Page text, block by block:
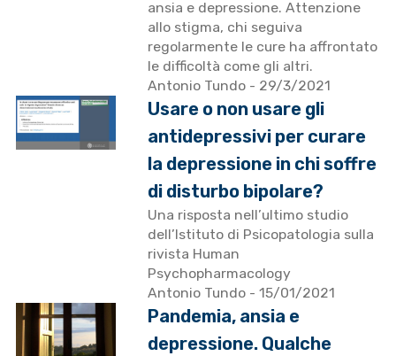
ansia e depressione. Attenzione
allo stigma, chi seguiva
regolarmente le cure ha affrontato
le difficoltà come gli altri.
Antonio Tundo - 29/3/2021
Usare o non usare gli
antidepressivi per curare
la depressione in chi soffre
di disturbo bipolare?
Una risposta nell’ultimo studio
dell’Istituto di Psicopatologia sulla
rivista Human
Psychopharmacology
Antonio Tundo - 15/01/2021
Pandemia, ansia e
depressione. Qualche